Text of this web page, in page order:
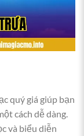
quý giá giúp bạn
cách dễ dàng.
và biểu diễn